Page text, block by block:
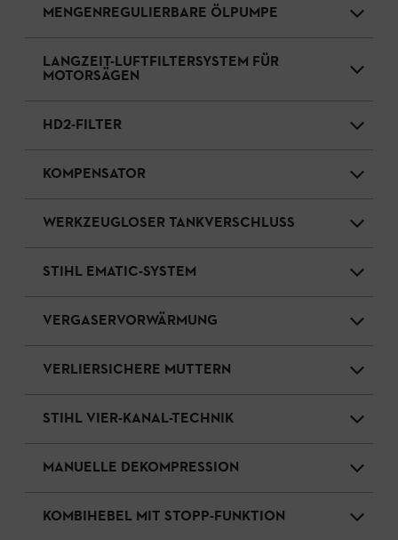
MENGENREGULIERBARE ÖLPUMPE
LANGZEIT-LUFTFILTERSYSTEM FÜR
MOTORSÄGEN
HD2-FILTER
KOMPENSATOR
WERKZEUGLOSER TANKVERSCHLUSS
STIHL EMATIC-SYSTEM
VERGASERVORWÄRMUNG
VERLIERSICHERE MUTTERN
STIHL VIER-KANAL-TECHNIK
MANUELLE DEKOMPRESSION
KOMBIHEBEL MIT STOPP-FUNKTION